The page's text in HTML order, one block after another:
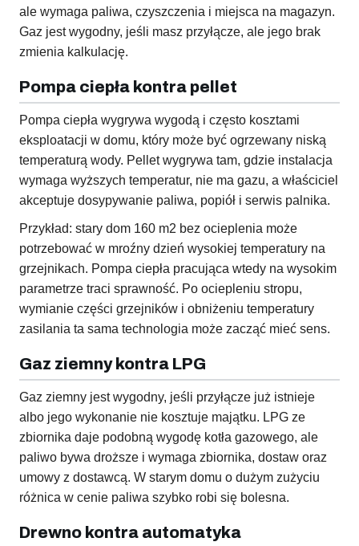
ale wymaga paliwa, czyszczenia i miejsca na magazyn.
Gaz jest wygodny, jeśli masz przyłącze, ale jego brak
zmienia kalkulację.
Pompa ciepła kontra pellet
Pompa ciepła wygrywa wygodą i często kosztami
eksploatacji w domu, który może być ogrzewany niską
temperaturą wody. Pellet wygrywa tam, gdzie instalacja
wymaga wyższych temperatur, nie ma gazu, a właściciel
akceptuje dosypywanie paliwa, popiół i serwis palnika.
Przykład: stary dom 160 m2 bez ocieplenia może
potrzebować w mroźny dzień wysokiej temperatury na
grzejnikach. Pompa ciepła pracująca wtedy na wysokim
parametrze traci sprawność. Po ociepleniu stropu,
wymianie części grzejników i obniżeniu temperatury
zasilania ta sama technologia może zacząć mieć sens.
Gaz ziemny kontra LPG
Gaz ziemny jest wygodny, jeśli przyłącze już istnieje
albo jego wykonanie nie kosztuje majątku. LPG ze
zbiornika daje podobną wygodę kotła gazowego, ale
paliwo bywa droższe i wymaga zbiornika, dostaw oraz
umowy z dostawcą. W starym domu o dużym zużyciu
różnica w cenie paliwa szybko robi się bolesna.
Drewno kontra automatyka